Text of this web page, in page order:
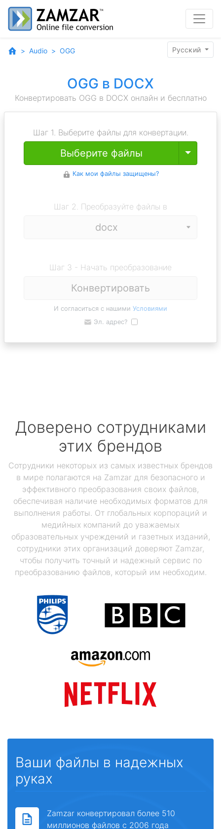
Audio OGG Pyccĸий
OGG в DOCX
Конвертировать OGG в DOCX онлайн и бесплатно
Шаг 1. Выберите файлы для конвертации.
Выберите файлы Toggle
Как мои файлы защищены?
Шаг 2. Преобразуйте файлы в
Шаг 3 - Начать преобразование
Конвертировать
И согласиться с нашими Условиями
Эл. адрес?
Доверено сотрудниками
этих брендов
Сотрудники некоторых из самых известных брендов
в мире полагаются на Zamzar для безопасного и
эффективного преобразования своих файлов,
обеспечивая наличие необходимых форматов для
выполнения работы. От глобальных корпораций и
медийных компаний до уважаемых
образовательных учреждений и газетных изданий,
сотрудники этих организаций доверяют Zamzar,
чтобы получить точный и надежный сервис по
преобразованию файлов, который им необходим.
Ваши файлы в надежных
руках
Zamzar конвертировал более 510
миллионов файлов с 2006 года